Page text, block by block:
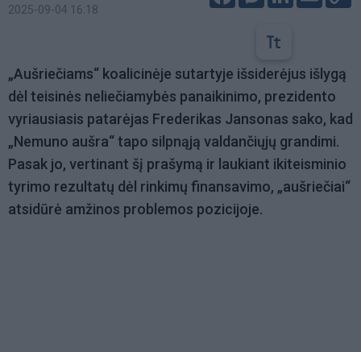
2025-09-04 16:18
„Aušriečiams“ koalicinėje sutartyje išsiderėjus išlygą
dėl teisinės neliečiamybės panaikinimo, prezidento
vyriausiasis patarėjas Frederikas Jansonas sako, kad
„Nemuno aušra“ tapo silpnąją valdančiųjų grandimi.
Pasak jo, vertinant šį prašymą ir laukiant ikiteisminio
tyrimo rezultatų dėl rinkimų finansavimo, „aušriečiai“
atsidūrė amžinos problemos pozicijoje.